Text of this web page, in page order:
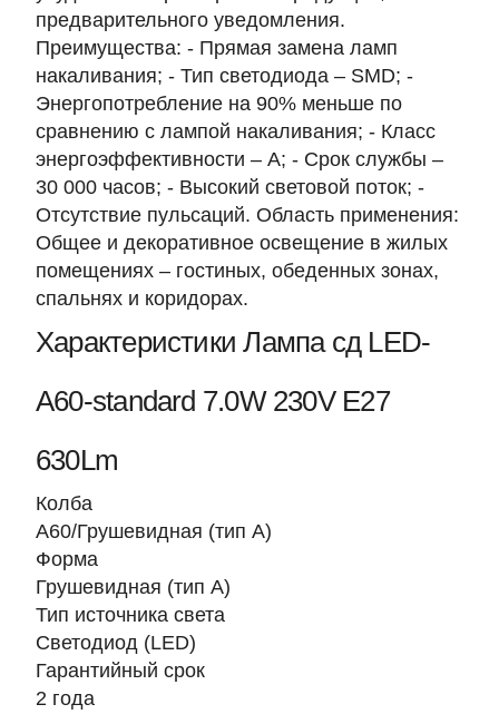
предварительного уведомления.
Преимущества: - Прямая замена ламп
накаливания; - Тип светодиода – SMD; -
Энергопотребление на 90% меньше по
сравнению с лампой накаливания; - Класс
энергоэффективности – А; - Срок службы –
30 000 часов; - Высокий световой поток; -
Отсутствие пульсаций. Область применения:
Общее и декоративное освещение в жилых
помещениях – гостиных, обеденных зонах,
спальнях и коридорах.
Характеристики Лампа сд LED-
A60-standard 7.0W 230V Е27
630Lm
Колба
A60/Грушевидная (тип A)
Форма
Грушевидная (тип А)
Тип источника света
Светодиод (LED)
Гарантийный срок
2 года